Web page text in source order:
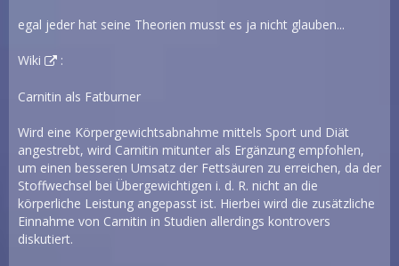
egal jeder hat seine Theorien musst es ja nicht glauben...
Wiki :
Carnitin als Fatburner
Wird eine Körpergewichtsabnahme mittels Sport und Diät
angestrebt, wird Carnitin mitunter als Ergänzung empfohlen,
um einen besseren Umsatz der Fettsäuren zu erreichen, da der
Stoffwechsel bei Übergewichtigen i. d. R. nicht an die
körperliche Leistung angepasst ist. Hierbei wird die zusätzliche
Einnahme von Carnitin in Studien allerdings kontrovers
diskutiert.